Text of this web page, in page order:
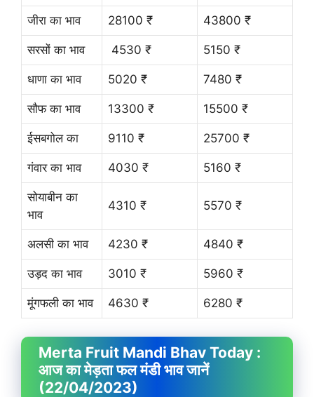
जीरा का भाव 28100 ₹ 43800 ₹
सरसों का भाव 4530 ₹ 5150 ₹
धाणा का भाव 5020 ₹ 7480 ₹
सौफ का भाव 13300 ₹ 15500 ₹
ईसबगोल का 9110 ₹ 25700 ₹
गंवार का भाव 4030 ₹ 5160 ₹
सोयाबीन का
भाव
4310 ₹ 5570 ₹
अलसी का भाव 4230 ₹ 4840 ₹
उड़द का भाव 3010 ₹ 5960 ₹
मूंगफली का भाव 4630 ₹ 6280 ₹
Merta Fruit Mandi Bhav Today :
आज का मेड़ता फल मंडी भाव जानें
(22/04/2023)